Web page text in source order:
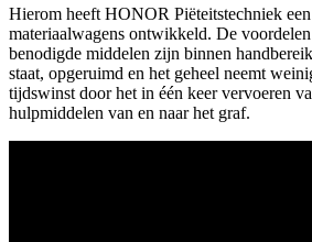
Hierom heeft HONOR Piëteitstechniek
materiaalwagens ontwikkeld. De
benodigde middelen zijn binnen
staat, opgeruimd en het geheel neemt
tijdswinst door het in één keer vervoeren
hulpmiddelen van en naar het graf.